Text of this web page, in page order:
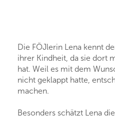
Die FÖJlerin Lena kennt
ihrer Kindheit, da sie dort
hat. Weil es mit dem
nicht geklappt hatte,
machen.
Besonders schätzt Lena